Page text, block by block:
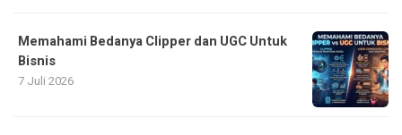
Memahami Bedanya Clipper dan UGC Untuk
Bisnis
7 Juli 2026